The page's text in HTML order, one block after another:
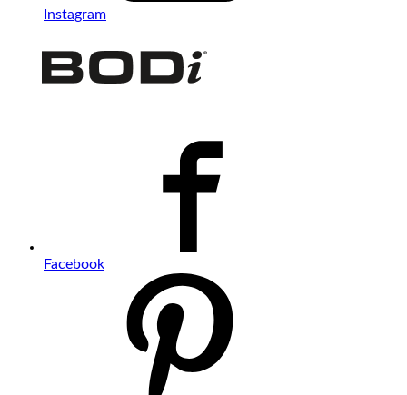
Instagram
Facebook